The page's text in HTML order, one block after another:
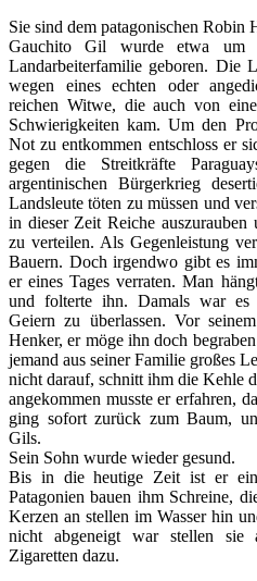
Sie sind dem patagonischen Robin
Gauchito Gil wurde etwa um
Landarbeiterfamilie geboren. Die
wegen eines echten oder
reichen Witwe, die auch von
Schwierigkeiten kam. Um den
Not zu entkommen entschloss er
gegen die Streitkräfte
argentinischen Bürgerkrieg
Landsleute töten zu müssen und
in dieser Zeit Reiche
zu verteilen. Als Gegenleistung
Bauern. Doch irgendwo gibt es
er eines Tages verraten. Man
und folterte ihn. Damals war es
Geiern zu überlassen. Vor
Henker, er möge ihn doch
jemand aus seiner Familie großes
nicht darauf, schnitt ihm die Kehle
angekommen musste er erfahren,
ging sofort zurück zum Baum,
Gils.
Sein Sohn wurde wieder gesund.
Bis in die heutige Zeit ist er
Patagonien bauen ihm Schreine,
Kerzen an stellen im Wasser hin
nicht abgeneigt war stellen sie
Zigaretten dazu.